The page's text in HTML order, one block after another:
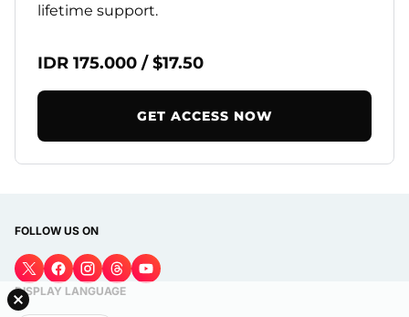
lifetime support.
IDR 175.000 / $17.50
GET ACCESS NOW
FOLLOW US ON
DISPLAY LANGUAGE